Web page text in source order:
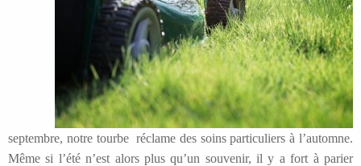
septembre, notre tourbe réclame des soins particuliers à l’automne.
Même si l’été n’est alors plus qu’un souvenir, il y a fort à parier